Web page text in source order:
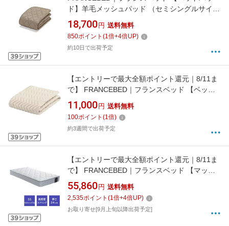
ド】羊毛メッシュパッド （セミシングルサイ
ズ/ベージュ） フランスベッド
18,700 円 送料無料
850ポイント (1倍+4倍UP)
約10日で出荷予定
【エントリーで最大全額ポイント還元｜8/11ま
で】 FRANCEBED｜フランスベッド 【ベッド
パッド】グッドスリーププラス バイオパッド
(セミシングルサイズ/85×195cm/キナリ) フラン
スベッド
11,000 円 送料無料
100ポイント (1倍)
約3週間で出荷予定
【エントリーで最大全額ポイント還元｜8/11ま
で】 FRANCEBED｜フランスベッド 【マット
レスのみ】高密度スプリングマットレス スタン
ダードモデル ホワイト TW100a SS [セミシン
グルサイズ]【キャンセル・返品不可】
55,860 円 送料無料
2,535ポイント (1倍+4倍UP)
お取り寄せ[9月上旬以降出荷予定]